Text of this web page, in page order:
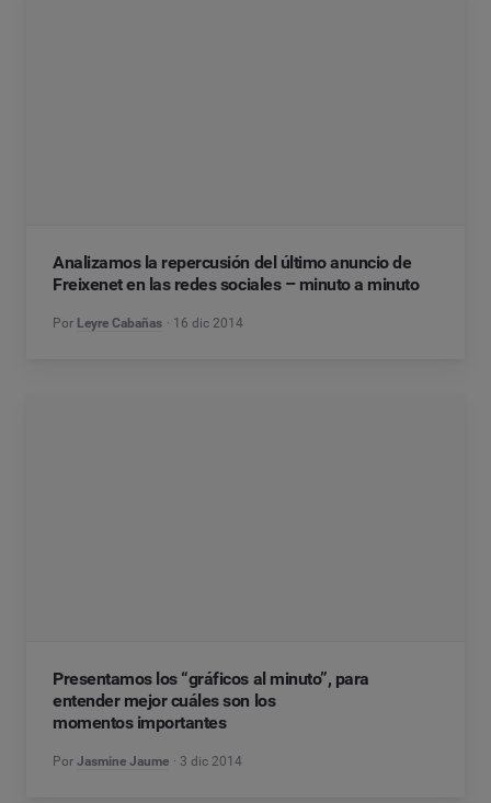
Analizamos la repercusión del último anuncio de
Freixenet en las redes sociales – minuto a minuto
Por Leyre Cabañas 16 dic 2014
Presentamos los “gráficos al minuto”, para
entender mejor cuáles son los
momentos importantes
Por Jasmine Jaume 3 dic 2014